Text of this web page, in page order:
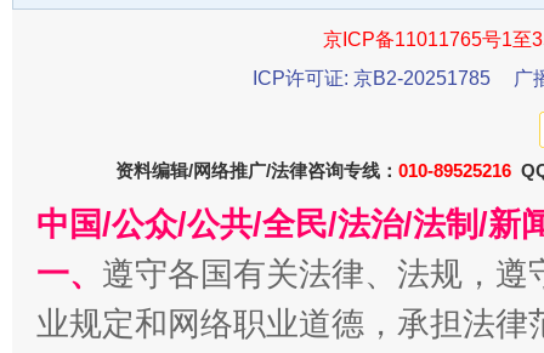
东山县通报“牛蛙产品抗生素超标问题” 法
京ICP备11011765号1至
ICP许可证: 京B2-20251785
广
资料编辑/网络推广/法律咨询专线： 010-89525216
中国/公众/公共/全民/法治/法制/新
一、 遵守各国有关法律、法规，
业规定和网络职业道德，承担法